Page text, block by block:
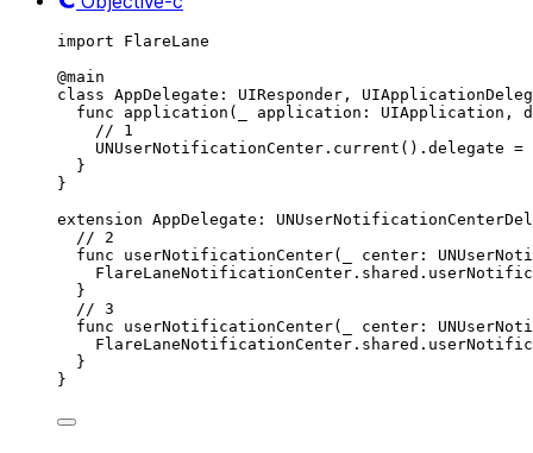
import
FlareLane
@main
class AppDelegate : UIResponder ,
func
application ( application: UIApplication,
// 1
UNUserNotificationCenter. current () . delegate =
}
}
extension AppDelegate :
// 2
func
userNotificationCenter(
center:
FlareLaneNotificationCenter. shared .
}
// 3
func
userNotificationCenter(
center:
FlareLaneNotificationCenter. shared .
}
}